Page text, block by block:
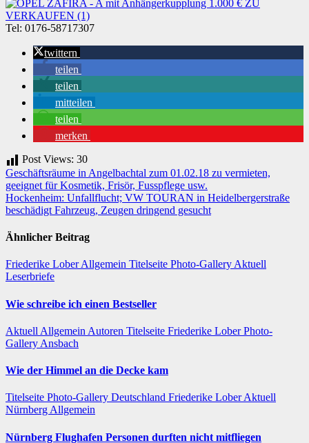
Tel: 0176-58717307
twittern
teilen
teilen
mitteilen
teilen
merken
Post Views: 30
Beitragsnavigation
Geschäftsräume in Angelbachtal zum 01.02.18 zu vermieten,
geeignet für Kosmetik, Frisör, Fusspflege usw.
Hockenheim: Unfallflucht; VW TOURAN in Heidelbergerstraße
beschädigt Fahrzeug, Zeugen dringend gesucht
Ähnlicher Beitrag
Friederike LoberAllgemein Titelseite Photo-Gallery Aktuell
Leserbriefe
Wie schreibe ich einen Bestseller
Aktuell Allgemein Autoren Titelseite Friederike LoberPhoto-
Gallery Ansbach
Wie der Himmel an die Decke kam
Titelseite Photo-Gallery Deutschland Friederike LoberAktuell
Nürnberg Allgemein
Nürnberg Flughafen Personen durften nicht mitfliegen